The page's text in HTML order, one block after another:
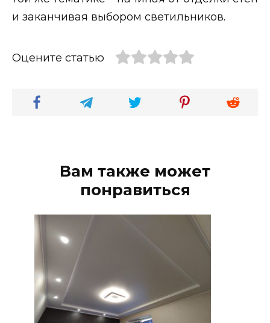
и заканчивая выбором светильников.
Оцените статью
Вам также может
понравиться